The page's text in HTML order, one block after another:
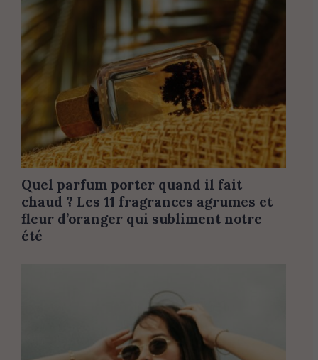
Quel parfum porter quand il fait
chaud ? Les 11 fragrances agrumes et
fleur d’oranger qui subliment notre
été